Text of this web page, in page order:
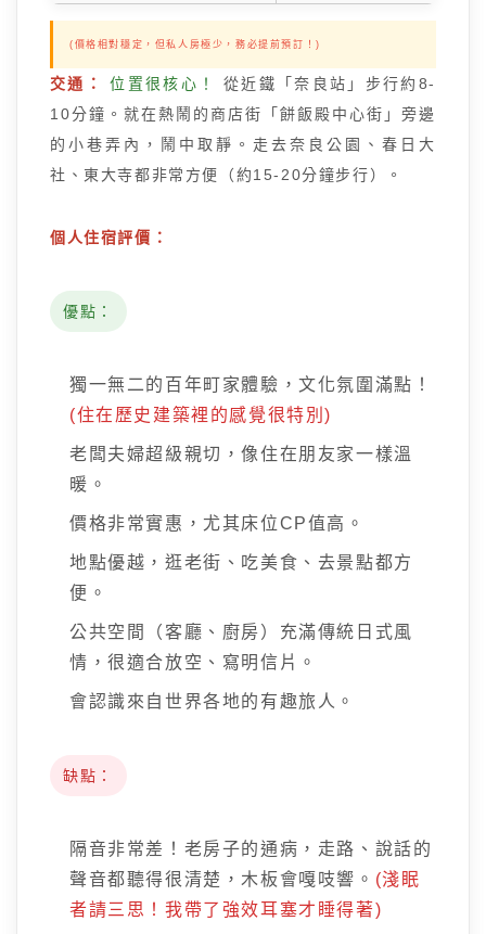
(價格相對穩定，但私人房極少，務必提前預訂！)
交通： 位置很核心！
從近鐵「奈良站」步行約8-
10分鐘。就在熱鬧的商店街「餅飯殿中心街」旁邊
的小巷弄內，鬧中取靜。走去奈良公園、春日大
社、東大寺都非常方便（約15-20分鐘步行）。
個人住宿評價：
優點：
獨一無二的百年町家體驗，文化氛圍滿點！
(住在歷史建築裡的感覺很特別)
老闆夫婦超級親切，像住在朋友家一樣溫
暖。
價格非常實惠，尤其床位CP值高。
地點優越，逛老街、吃美食、去景點都方
便。
公共空間（客廳、廚房）充滿傳統日式風
情，很適合放空、寫明信片。
會認識來自世界各地的有趣旅人。
缺點：
隔音非常差！老房子的通病，走路、說話的
聲音都聽得很清楚，木板會嘎吱響。 (淺眠
者請三思！我帶了強效耳塞才睡得著)